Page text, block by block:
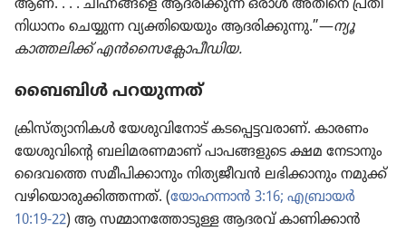
ആണ്‌. . . . ചിഹ്നങ്ങളെ ആദരി​ക്കുന്ന ഒരാൾ അതിനെ പ്രതി​
നി​ധാ​നം ചെയ്യുന്ന വ്യക്തി​യെ​യും ആദരി​ക്കു​ന്നു.”—ന്യൂ
കാത്തലിക്ക്‌ എൻ​സൈ​ക്ലോ​പീ​ഡിയ.
ബൈബിൾ പറയു​ന്നത്‌
ക്രിസ്‌ത്യാ​നി​കൾ യേശു​വി​നോട്‌ കടപ്പെ​ട്ട​വ​രാണ്‌. കാരണം
യേശു​വി​ന്റെ ബലിമ​ര​ണ​മാണ്‌ പാപങ്ങ​ളു​ടെ ക്ഷമ നേടാ​നും
ദൈവത്തെ സമീപി​ക്കാ​നും നിത്യ​ജീ​വൻ ലഭിക്കാ​നും നമുക്ക്‌
വഴി​യൊ​രു​ക്കി​ത്ത​ന്നത്‌. (യോഹ​ന്നാൻ 3:16; എബ്രായർ
10:19-22) ആ സമ്മാന​ത്തോ​ടുള്ള ആദരവ്‌ കാണി​ക്കാൻ